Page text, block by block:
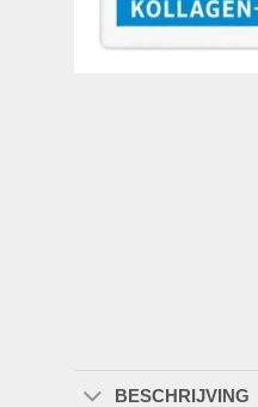
BESCHRIJVING